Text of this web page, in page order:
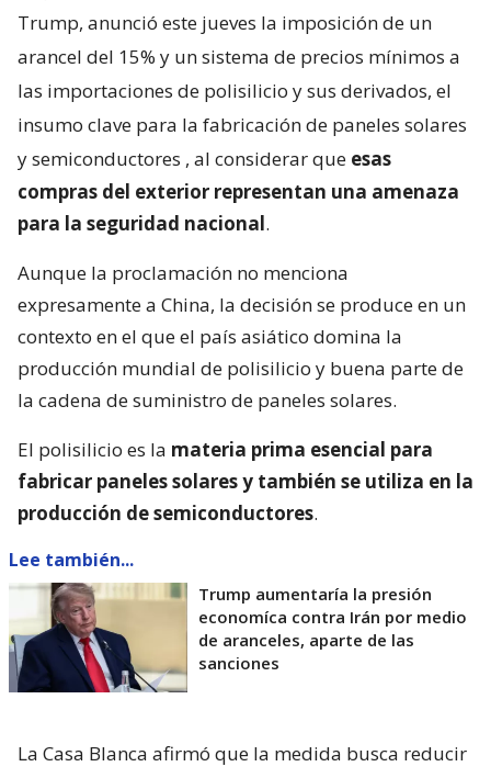
Trump, anunció este jueves la imposición de un
arancel del 15% y un sistema de precios mínimos a
las importaciones de polisilicio y sus derivados, el
insumo clave para la fabricación de paneles solares
y semiconductores , al considerar que esas
compras del exterior representan una amenaza
para la seguridad nacional.
Aunque la proclamación no menciona
expresamente a China, la decisión se produce en un
contexto en el que el país asiático domina la
producción mundial de polisilicio y buena parte de
la cadena de suministro de paneles solares.
El polisilicio es la materia prima esencial para
fabricar paneles solares y también se utiliza en la
producción de semiconductores.
Lee también...
Trump aumentaría la presión
economíca contra Irán por medio
de aranceles, aparte de las
sanciones
La Casa Blanca afirmó que la medida busca reducir